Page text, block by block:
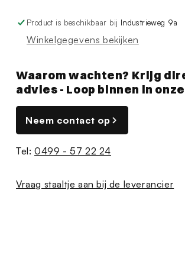
Product is beschikbaar bij Industrieweg 9a
Winkelgegevens bekijken
Waarom wachten? Krijg
advies - Loop binnen in
Neem contact op
Tel:0499 - 57 22 24
Vraag staaltje aan bij de leverancier